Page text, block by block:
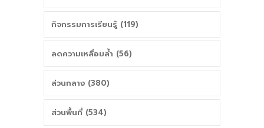
กิจกรรมการเรียนรู้ (119)
ลดความเหลื่อมล้ำ (56)
ส่วนกลาง (380)
ส่วนพื้นที่ (534)